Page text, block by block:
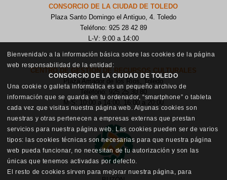
CONSORCIO DE LA CIUDAD DE TOLEDO
Plaza Santo Domingo el Antiguo, 4. Toledo
Teléfono: 925 28 42 89
L-V: 9:00 a 14:00
CENTRO DE GESTIÓN DE RECURSOS CULTURALES
Plaza Amador de los Ríos, Toledo
Teléfono: 925 25 30 80
M-S: 10:00 a 14:00, 16:00 a 20:00
Bienvenida/o a la información básica sobre las cookies de la página
web responsabilidad de la entidad:
CONSORCIO DE LA CIUDAD DE TOLEDO
Una cookie o galleta informática es un pequeño archivo de
información que se guarda en tu ordenador, “smartphone” o tableta
cada vez que visitas nuestra página web. Algunas cookies son
nuestras y otras pertenecen a empresas externas que prestan
servicios para nuestra página web. Las cookies pueden ser de varios
tipos: las cookies técnicas son necesarias para que nuestra página
web pueda funcionar, no necesitan de tu autorización y son las
únicas que tenemos activadas por defecto.
El resto de cookies sirven para mejorar nuestra página, para